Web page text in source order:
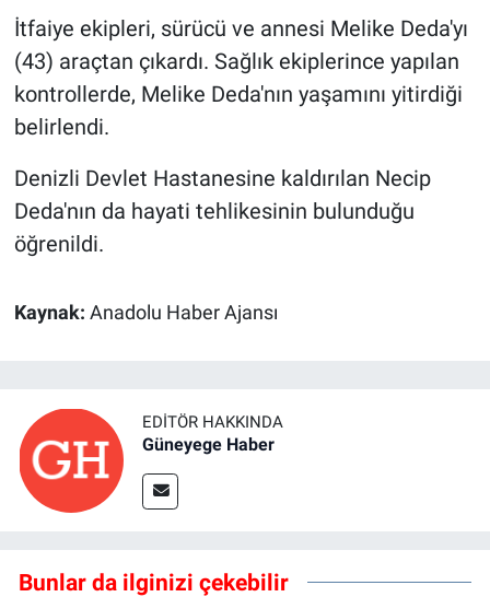
İtfaiye ekipleri, sürücü ve annesi Melike Deda'yı
(43) araçtan çıkardı. Sağlık ekiplerince yapılan
kontrollerde, Melike Deda'nın yaşamını yitirdiği
belirlendi.
Denizli Devlet Hastanesine kaldırılan Necip
Deda'nın da hayati tehlikesinin bulunduğu
öğrenildi.
Kaynak: Anadolu Haber Ajansı
EDITÖR HAKKINDA
Güneyege Haber
Bunlar da ilginizi çekebilir